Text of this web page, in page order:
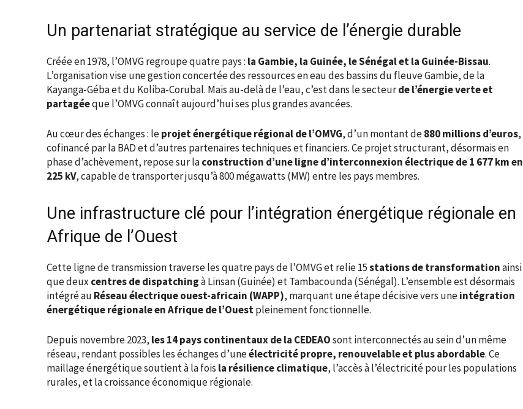
Un partenariat stratégique au service de l’énergie durable
Créée en 1978, l’OMVG regroupe quatre pays : la Gambie, la Guinée, le Sénégal et la Guinée-Bissau.
L’organisation vise une gestion concertée des ressources en eau des bassins du fleuve Gambie, de la
Kayanga-Géba et du Koliba-Corubal. Mais au-delà de l’eau, c’est dans le secteurde l’énergie verte et
partagéeque l’OMVG connaît aujourd’hui ses plus grandes avancées.
Au cœur des échanges : leprojet énergétique régional de l’OMVG, d’un montant de880 millions d’euros,
cofinancé par la BAD et d’autres partenaires techniques et financiers. Ce projet structurant, désormais en
phase d’achèvement, repose sur laconstruction d’une ligne d’interconnexion électrique de 1 677 km en
225 kV, capable de transporter jusqu’à 800 mégawatts (MW) entre les pays membres.
Une infrastructure clé pour l’intégration énergétique régionale en
Afrique de l’Ouest
Cette ligne de transmission traverse les quatre pays de l’OMVG et relie 15stations de transformationainsi
que deux centres de dispatchingà Linsan (Guinée) et Tambacounda (Sénégal). L’ensemble est désormais
intégré au Réseau électrique ouest-africain (WAPP), marquant une étape décisive vers uneintégration
énergétique régionale en Afrique de l’Ouestpleinement fonctionnelle.
Depuis novembre 2023, les 14 pays continentaux de la CEDEAOsont interconnectés au sein d’un même
réseau, rendant possibles les échanges d’uneélectricité propre, renouvelable et plus abordable. Ce
maillage énergétique soutient à la fois la résilience climatique, l’accès à l’électricité pour les populations
rurales, et la croissance économique régionale.